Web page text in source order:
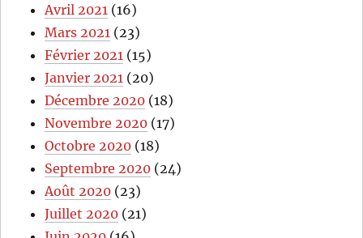
Avril 2021 (16)
Mars 2021 (23)
Février 2021 (15)
Janvier 2021 (20)
Décembre 2020 (18)
Novembre 2020 (17)
Octobre 2020 (18)
Septembre 2020 (24)
Août 2020 (23)
Juillet 2020 (21)